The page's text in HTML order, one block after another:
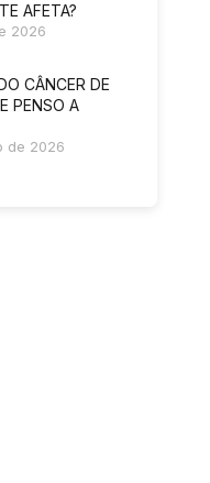
AFETA?
2026
CÂNCER DE
PENSO A
de 2026